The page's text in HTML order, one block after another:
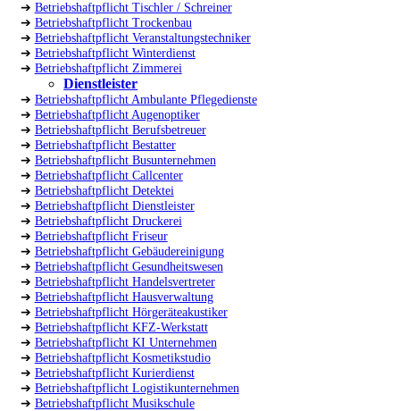
➔ Betriebshaftpflicht Tischler / Schreiner
➔ Betriebshaftpflicht Trockenbau
➔ Betriebshaftpflicht Veranstaltungstechniker
➔ Betriebshaftpflicht Winterdienst
➔ Betriebshaftpflicht Zimmerei
Dienstleister
➔ Betriebshaftpflicht Ambulante Pflegedienste
➔ Betriebshaftpflicht Augenoptiker
➔ Betriebshaftpflicht Berufsbetreuer
➔ Betriebshaftpflicht Bestatter
➔ Betriebshaftpflicht Busunternehmen
➔ Betriebshaftpflicht Callcenter
➔ Betriebshaftpflicht Detektei
➔ Betriebshaftpflicht Dienstleister
➔ Betriebshaftpflicht Druckerei
➔ Betriebshaftpflicht Friseur
➔ Betriebshaftpflicht Gebäudereinigung
➔ Betriebshaftpflicht Gesundheitswesen
➔ Betriebshaftpflicht Handelsvertreter
➔ Betriebshaftpflicht Hausverwaltung
➔ Betriebshaftpflicht Hörgeräteakustiker
➔ Betriebshaftpflicht KFZ-Werkstatt
➔ Betriebshaftpflicht KI Unternehmen
➔ Betriebshaftpflicht Kosmetikstudio
➔ Betriebshaftpflicht Kurierdienst
➔ Betriebshaftpflicht Logistikunternehmen
➔ Betriebshaftpflicht Musikschule